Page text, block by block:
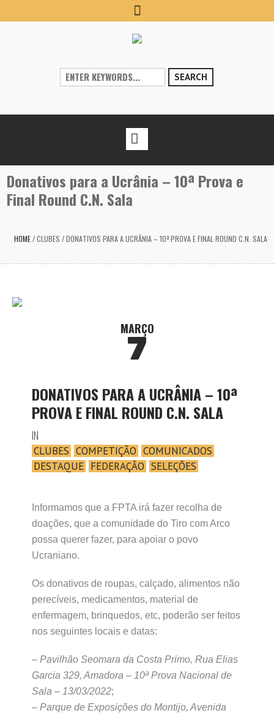
SEARCH
Donativos para a Ucrânia – 10ª Prova e
Final Round C.N. Sala
HOME/CLUBES /DONATIVOS PARA A UCRÂNIA – 10ª PROVA E FINAL ROUND C.N. SALA
MARÇO
7
DONATIVOS PARA A UCRÂNIA – 10ª
PROVA E FINAL ROUND C.N. SALA
IN
CLUBES COMPETIÇÃO COMUNICADOS
DESTAQUE FEDERAÇÃO SELEÇÕES
Informamos que a FPTA irá fazer recolha de
doações, que a comunidade do Tiro com Arco
possa querer fazer, para apoiar o povo
Ucraniano.
Os donativos de roupas, calçado, alimentos não
perecíveis, medicamentos, material de
enfermagem, brinquedos, etc, poderão ser feitos
nos seguintes locais e datas:
– Pavilhão Seomara da Costa Primo, Rua Elias
Garcia 329, Amadora – 10ª Prova Nacional de
Sala – 13/03/2022;
– Parque de Exposições do Montijo, Avenida